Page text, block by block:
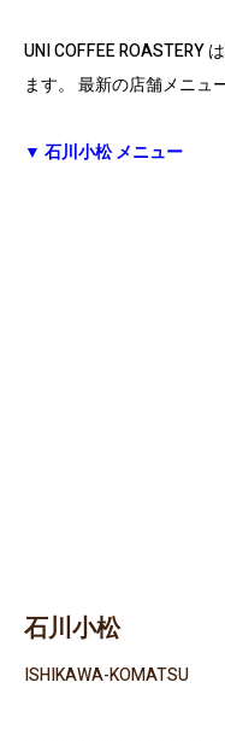
UNI COFFEE ROASTERY
ます。 最新の店舗メニュ
▼ 石川小松 メニュー
石川小松
ISHIKAWA-KOMATSU